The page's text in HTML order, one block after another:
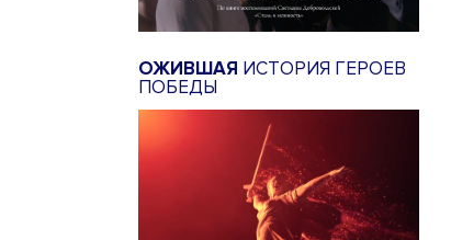
ОЖИВШАЯ ИСТОРИЯ ГЕРОЕВ
ПОБЕДЫ